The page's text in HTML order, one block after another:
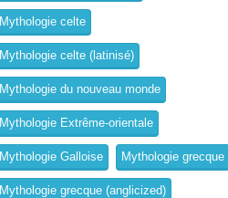
Mythologie celte
Mythologie celte (latinisé)
Mythologie du nouveau monde
Mythologie Extrême-orientale
Mythologie Galloise Mythologie grecque
Mythologie grecque (anglicized)